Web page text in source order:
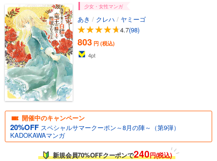
少女・女性マンガ
あき / クレハ / ヤミーゴ
4.7(98)
803 円 (税込)
4pt
開催中のキャンペーン
20%OFF スペシャルサマークーポン～8月の陣～（第9弾）
KADOKAWAマンガ
新規会員70%OFFクーポンで240円(税込)